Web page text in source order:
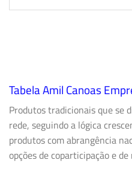
Tabela Amil Canoas
Produtos tradicionais que se
rede, seguindo a lógica
produtos com abrangência
opções de coparticipação e de